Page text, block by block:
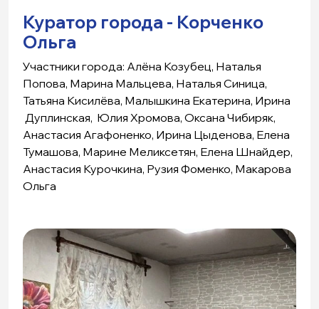
Куратор города - Корченко
Ольга
Участники города: Алёна Козубец, Наталья
Попова, Марина Мальцева, Наталья Синица,
Татьяна Кисилёва, Малышкина Екатерина, Ирина
Дуплинская, Юлия Хромова, Оксана Чибиряк,
Анастасия Агафоненко, Ирина Цыденова, Елена
Тумашова, Марине Меликсетян, Елена Шнайдер,
Анастасия Курочкина, Рузия Фоменко, Макарова
Ольга